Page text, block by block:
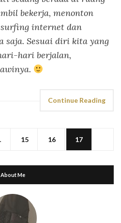
bekerja, menonton
internet dan
saja. Sesuai diri kita yang
hari berjalan,
Continue Reading
15 16 17
About Me